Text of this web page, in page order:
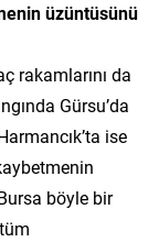
üzüntüsünü
rakamlarını da
Gürsu’da
ise
böyle bir